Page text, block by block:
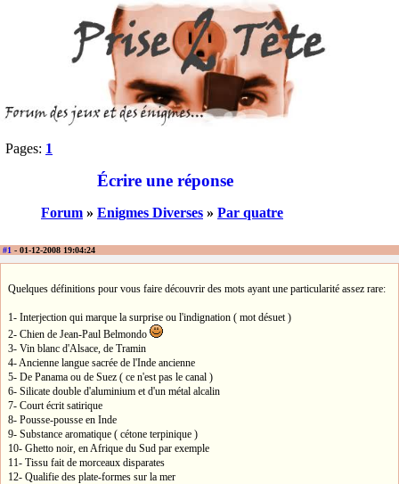
Pages: 1
Écrire une réponse
Forum » Enigmes Diverses » Par quatre
#1 - 01-12-2008 19:04:24
Quelques définitions pour vous faire découvrir des mots ayant une particularité assez rare:
1- Interjection qui marque la surprise ou l'indignation ( mot désuet )
2- Chien de Jean-Paul Belmondo
3- Vin blanc d'Alsace, de Tramin
4- Ancienne langue sacrée de l'Inde ancienne
5- De Panama ou de Suez ( ce n'est pas le canal )
6- Silicate double d'aluminium et d'un métal alcalin
7- Court écrit satirique
8- Pousse-pousse en Inde
9- Substance aromatique ( cétone terpinique )
10- Ghetto noir, en Afrique du Sud par exemple
11- Tissu fait de morceaux disparates
12- Qualifie des plate-formes sur la mer